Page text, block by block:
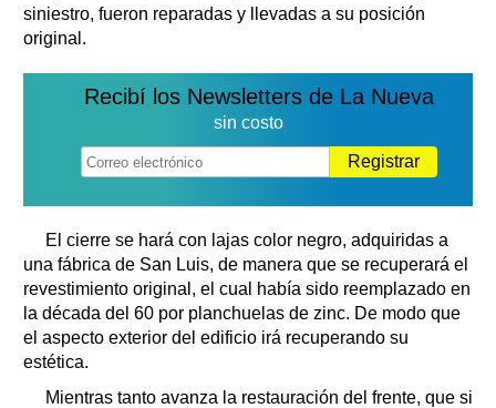
siniestro, fueron reparadas y llevadas a su posición
original.
Recibí los Newsletters de La Nueva
sin costo
Registrar
El cierre se hará con lajas color negro, adquiridas a
una fábrica de San Luis, de manera que se recuperará el
revestimiento original, el cual había sido reemplazado en
la década del 60 por planchuelas de zinc. De modo que
el aspecto exterior del edificio irá recuperando su
estética.
Mientras tanto avanza la restauración del frente, que si